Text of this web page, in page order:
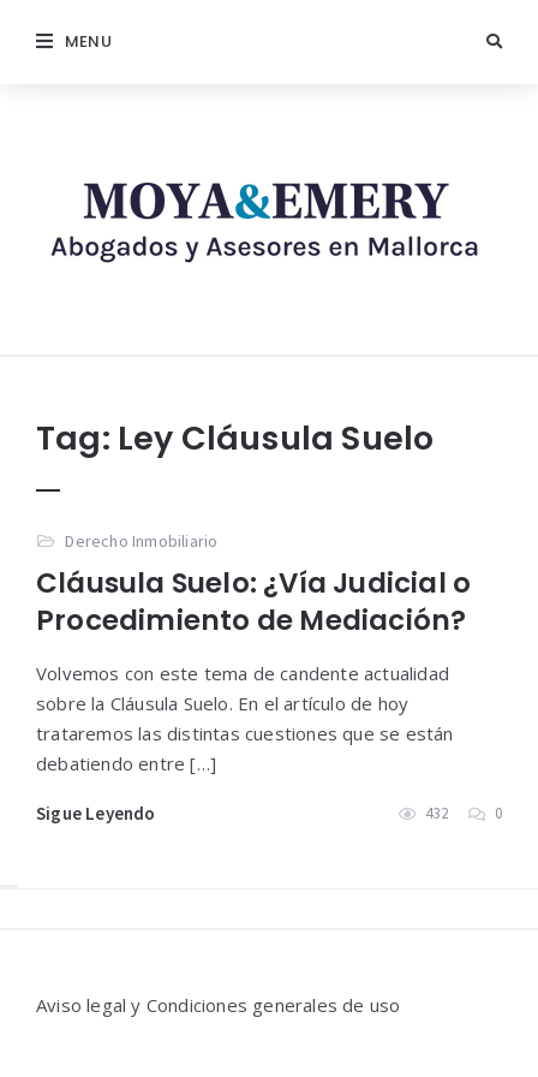
MENU
Tag: Ley Cláusula Suelo
Derecho Inmobiliario
Cláusula Suelo: ¿Vía Judicial o
Procedimiento de Mediación?
Volvemos con este tema de candente actualidad
sobre la Cláusula Suelo. En el artículo de hoy
trataremos las distintas cuestiones que se están
debatiendo entre […]
Sigue Leyendo 432 0
Aviso legal y Condiciones generales de uso